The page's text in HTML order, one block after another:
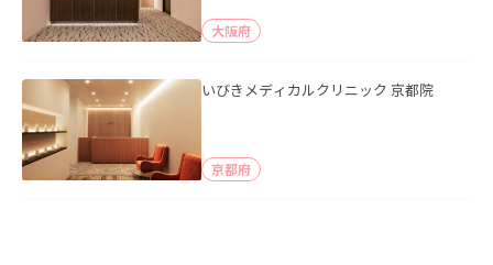
大阪府
いびきメディカルクリニック 京都院
京都府